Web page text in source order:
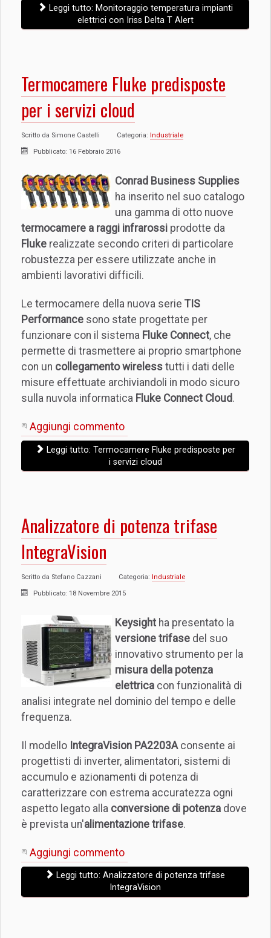
Leggi tutto: Monitoraggio temperatura impianti
elettrici con Iriss Delta T Alert
Termocamere Fluke predisposte
per i servizi cloud
Scritto da Simone Castelli Categoria: Industriale
Pubblicato: 16 Febbraio 2016
Conrad Business Supplies
ha inserito nel suo catalogo
una gamma di otto nuove
termocamere a raggi infrarossi prodotte da
Fluke realizzate secondo criteri di particolare
robustezza per essere utilizzate anche in
ambienti lavorativi difficili.
Le termocamere della nuova serie TIS
Performance sono state progettate per
funzionare con il sistema Fluke Connect, che
permette di trasmettere ai proprio smartphone
con un collegamento wireless tutti i dati delle
misure effettuate archiviandoli in modo sicuro
sulla nuvola informatica Fluke Connect Cloud.
Aggiungi commento
Leggi tutto: Termocamere Fluke predisposte per
i servizi cloud
Analizzatore di potenza trifase
IntegraVision
Scritto da Stefano Cazzani Categoria: Industriale
Pubblicato: 18 Novembre 2015
Keysight ha presentato la
versione trifase del suo
innovativo strumento per la
misura della potenza
elettrica con funzionalità di
analisi integrate nel dominio del tempo e delle
frequenza.
Il modello IntegraVision PA2203Aconsente ai
progettisti di inverter, alimentatori, sistemi di
accumulo e azionamenti di potenza di
caratterizzare con estrema accuratezza ogni
aspetto legato alla conversione di potenza dove
è prevista un'alimentazione trifase.
Aggiungi commento
Leggi tutto: Analizzatore di potenza trifase
IntegraVision